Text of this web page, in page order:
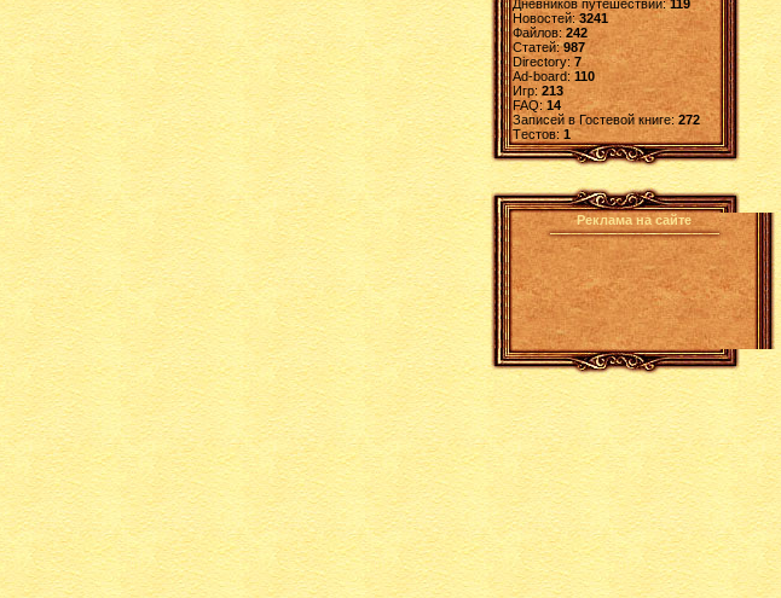
Дневников путешествий:119
Новостей:3241
Файлов: 242
Статей:987
Directory: 7
Ad-board:110
Игр: 213
FAQ:14
Записей в Гостевой книге:272
Tестов: 1
Реклама на сайте